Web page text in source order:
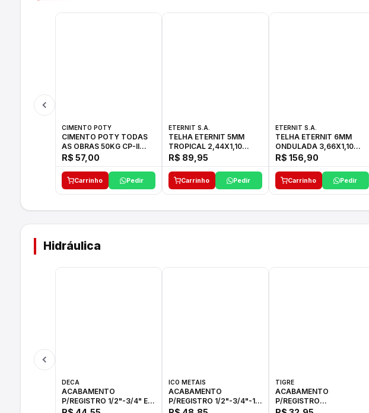
CIMENTO POTY
CIMENTO POTY TODAS
AS OBRAS 50KG CP-II
F/32
R$ 57,00
Carrinho Pedir
ETERNIT S.A.
TELHA ETERNIT 5MM
TROPICAL 2,44X1,10
27,10KG
R$ 89,95
Carrinho Pedir
ETERNIT S.A.
TELHA ETERNIT 6MM
ONDULADA 3,66X1,10
48,80KG
R$ 156,90
Carrinho Pedir
Hidráulica
DECA
ACABAMENTO
P/REGISTRO 1/2"-3/4" E
1"C21.PQ DECA
ICO METAIS
ACABAMENTO
P/REGISTRO 1/2"-3/4"-1"
ACB M CS 33 ICO
TIGRE
ACABAMENTO
P/REGISTRO
1/2"-3/4"-1"ELLA CROSS